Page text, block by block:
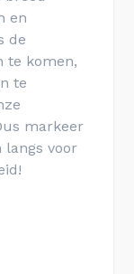
en
de
te komen,
te
markeer
langs voor